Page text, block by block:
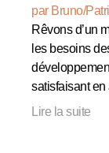
par Bruno/
Rêvons d’un
les besoins
satisfaisant
Lire la suite